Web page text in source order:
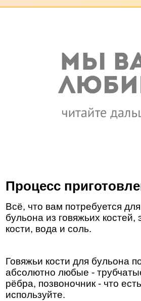
Процесс
Всё, что вам потребуется
бульона из говяжьих костей,
кости, вода и соль.
Говяжьи кости для бульона
абсолютно любые -
рёбра, позвоночник - что
используйте.